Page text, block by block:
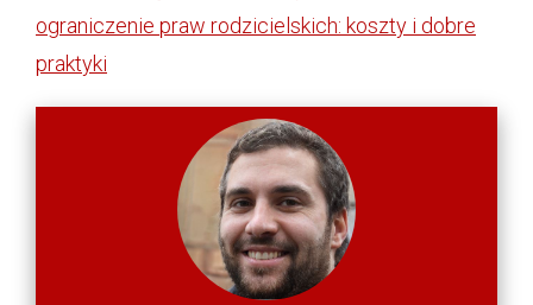
ograniczenie praw rodzicielskich: koszty i dobre
praktyki